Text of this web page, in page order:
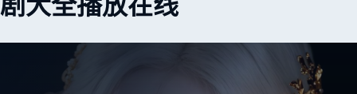
剧大全播放在线